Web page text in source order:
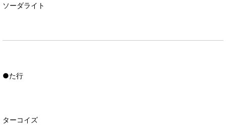
ソーダライト
●た行
ターコイズ